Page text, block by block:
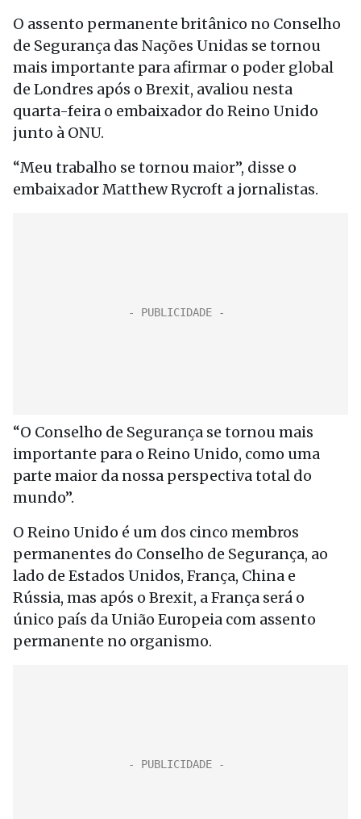
O assento permanente britânico no Conselho
de Segurança das Nações Unidas se tornou
mais importante para afirmar o poder global
de Londres após o Brexit, avaliou nesta
quarta-feira o embaixador do Reino Unido
junto à ONU.
“Meu trabalho se tornou maior”, disse o
embaixador Matthew Rycroft a jornalistas.
“O Conselho de Segurança se tornou mais
importante para o Reino Unido, como uma
parte maior da nossa perspectiva total do
mundo”.
O Reino Unido é um dos cinco membros
permanentes do Conselho de Segurança, ao
lado de Estados Unidos, França, China e
Rússia, mas após o Brexit, a França será o
único país da União Europeia com assento
permanente no organismo.